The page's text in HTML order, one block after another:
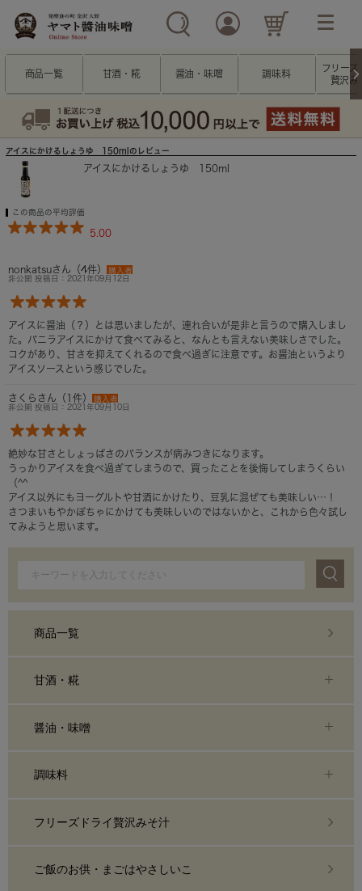
商品一覧 甘酒・糀 醤油・味噌 調味料
フリーズ
贅沢み
アイスにかけるしょうゆ 150mlのレビュー
アイスにかけるしょうゆ 150ml
この商品の平均評価
5.00
nonkatsuさん（4件）
購入者
非公開 投稿日：2021年09月12日
アイスに醤油（？）とは思いましたが、連れ合いが是非と言うので購入しまし
た。バニラアイスにかけて食べてみると、なんとも言えない美味しさでした。
コクがあり、甘さを抑えてくれるので食べ過ぎに注意です。お醤油というより
アイスソースという感じでした。
さくらさん（1件）
購入者
非公開 投稿日：2021年09月10日
絶妙な甘さとしょっぱさのバランスが病みつきになります。
うっかりアイスを食べ過ぎてしまうので、買ったことを後悔してしまうくらい
（^^
アイス以外にもヨーグルトや甘酒にかけたり、豆乳に混ぜても美味しい…！
さつまいもやかぼちゃにかけても美味しいのではないかと、これから色々試し
てみようと思います。
商品一覧
甘酒・糀
醤油・味噌
調味料
フリーズドライ贅沢みそ汁
ご飯のお供・まごはやさしいこ